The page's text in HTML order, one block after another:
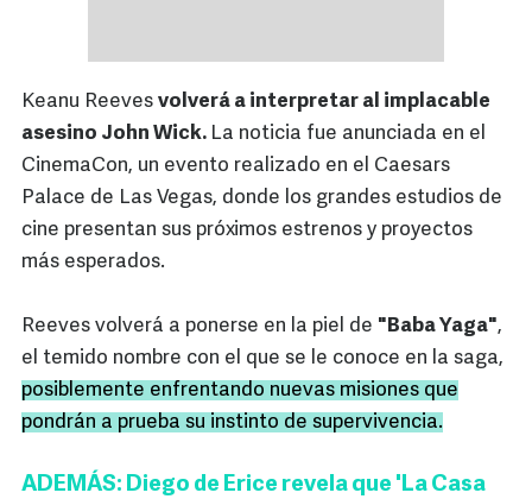
Keanu Reeves volverá a interpretar al implacable
asesino John Wick. La noticia fue anunciada en el
CinemaCon, un evento realizado en el Caesars
Palace de Las Vegas, donde los grandes estudios de
cine presentan sus próximos estrenos y proyectos
más esperados.
Reeves volverá a ponerse en la piel de "Baba Yaga",
el temido nombre con el que se le conoce en la saga,
posiblemente enfrentando nuevas misiones que
pondrán a prueba su instinto de supervivencia.
ADEMÁS: Diego de Erice revela que 'La Casa